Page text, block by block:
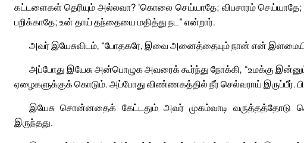
கட்டளைகள் தெரியும் அல்லவா? ‘கொலை செய்யாதே; விபசாரம்
பறிக்காதே; உன் தாய் தந்தையை மதித்து நட” என்றார்.
அவர் இயேசுவிடம், “போதகரே, இவை அனைத்தையும் நான் என்
அப்போது இயேசு அன்பொழுக அவரைக் கூர்ந்து நோக்கி, “உமக்கு
ஏழைகளுக்குக் கொடும். அப்போது விண்ணகத்தில் நீர் செல்வராய் இருப்பீர்.
இயேசு சொன்னதைக் கேட்டதும் அவர் முகம்வாடி வருத்தத்தோடு
இருந்தது.